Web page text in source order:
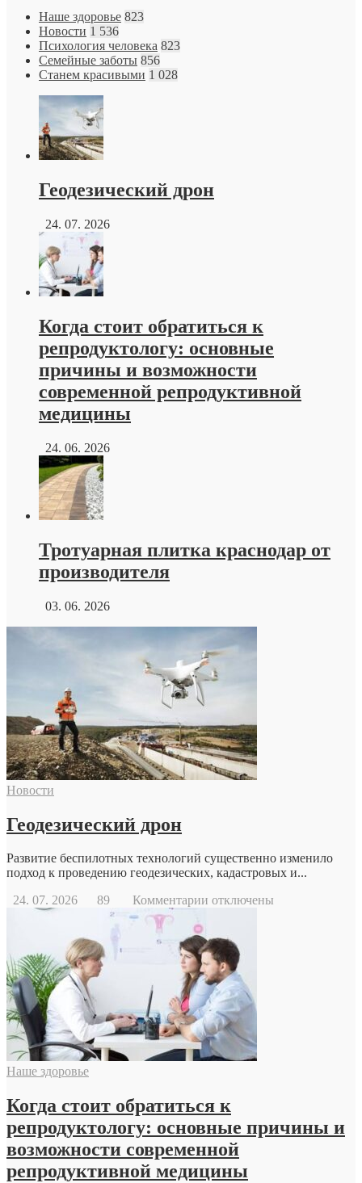
Наше здоровье 823
Новости 1 536
Психология человека 823
Семейные заботы 856
Станем красивыми 1 028
Геодезический дрон
24. 07. 2026
Когда стоит обратиться к
репродуктологу: основные
причины и возможности
современной репродуктивной
медицины
24. 06. 2026
Тротуарная плитка краснодар от
производителя
03. 06. 2026
Новости
Геодезический дрон
Развитие беспилотных технологий существенно изменило
подход к проведению геодезических, кадастровых и...
24. 07. 2026
89 Комментарии к
дрон
отключены
Наше здоровье
Когда стоит обратиться к
репродуктологу: основные причины и
возможности современной
репродуктивной медицины